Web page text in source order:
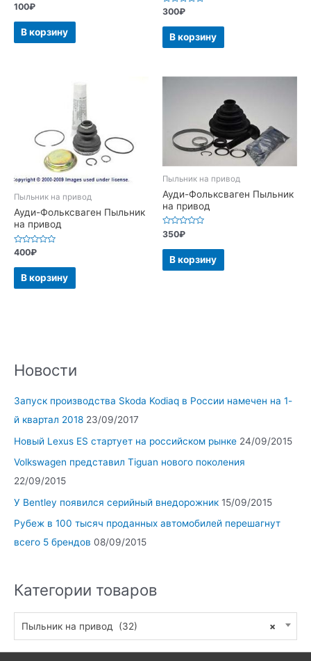
Новости
Запуск производства Skoda Kodiaq в России намечен на 1-
й квартал 2018 23/09/2017
Новый Lexus ES стартует на российском рынке 24/09/2015
Volkswagen представил Tiguan нового поколения
22/09/2015
У Bentley появился серийный внедорожник 15/09/2015
Рубеж в 100 тысяч проданных автомобилей перешагнут
всего 5 брендов 08/09/2015
Категории товаров
×
Пыльник на привод (32)
Оценка
из
100₽
В корзину
Оценка
из
300₽
В корзину
Пыльник на привод
Ауди-Фольксваген Пыльник
на привод
Оценка
из
400₽
В корзину
Пыльник на привод
Ауди-Фольксваген Пыльник
на привод
Оценка
0
из
350₽
В корзину